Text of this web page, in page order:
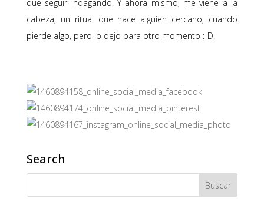
que seguir indagando. Y ahora mismo, me viene a la
cabeza, un ritual que hace alguien cercano, cuando
pierde algo, pero lo dejo para otro momento :-D.
Search